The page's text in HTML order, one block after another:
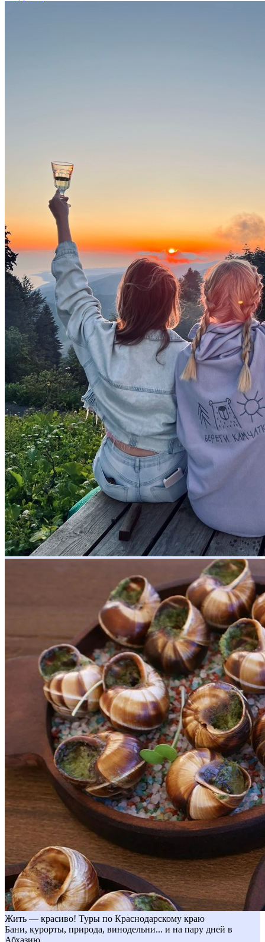
Жить — красиво! Туры по Краснодарскому краю
Бани, курорты, природа, винодельни... и на пару дней в
Абхазию